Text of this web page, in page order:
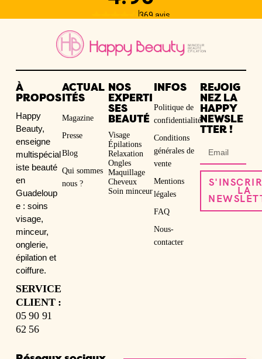
À
PROPOS
Happy
Beauty,
enseigne
multispécial
iste beauté
en
Guadeloup
e : soins
visage,
minceur,
onglerie,
épilation et
coiffure.
SERVICE
CLIENT :
05 90 91
62 56
ACTUAL
ITÉS
Magazine
Presse
Blog
Qui sommes
nous ?
NOS
EXPERTI
SES
BEAUTÉ
Visage
Épilations
Relaxation
Ongles
Maquillage
Cheveux
Soin minceur
INFOS
Politique de
confidentialité
Conditions
générales de
vente
Mentions
légales
FAQ
Nous-
contacter
REJOIG
NEZ LA
HAPPY
NEWSLE
TTER !
LA